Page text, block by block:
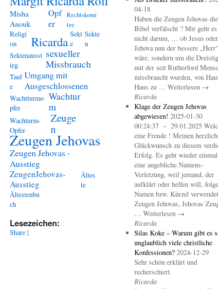
Misha
Anouk
Opf
er
Rechtskomi
tee
Religi
on
Ricarda Sekt
e
Sekte
n
Sektenausst
ieg
sexueller
Missbrauch
Tauf
e
Umgang mit
Ausgeschlossenen
Wachtturmo
pfer
Wachtur
m
Wachturm-
Opfer
Zeuge
n
Zeugen Jehovas
Zeugen Jehovas -
Ausstieg
ZeugenJehovas-
Ausstieg
Ältes
te
Ältestenbu
ch
Lesezeichen:
Share |
04-18
Haben die Zeugen Jehovas die
Bibel verfälscht ? Mir geht
nicht darum, … ob Jesus oder
Jehova nun der bessere „Herr“
wäre, sondern um die
mit der seit Rutherford
missbraucht wurden, von
Haus zu … Weiterlesen →
Ricarda
Klage der Zeugen Jehovas
abgewiesen! 2025-01-30
00:24:37 – 29.01.2025
eine Freude ! Meinen
Glückwunsch zu diesem
Erfolg. Es geht wieder
eine angebliche Namens-
Verletzung, weil jemand, der
aufklärt oder helfen will,
Namen bzw. Kürzel
Zeugen Jehovas, Jehovas
… Weiterlesen →
Ricarda
Silas Koke – Warum gibt es
unglaublich viele christliche
Konfessionen? 2024-12-29
Sehr schön erklärt und
recherschiert.
Ricarda